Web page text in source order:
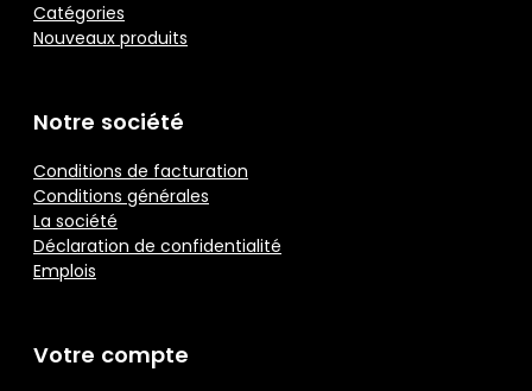
Catégories
Nouveaux produits
Notre société
Conditions de facturation
Conditions générales
La société
Déclaration de confidentialité
Emplois
Votre compte